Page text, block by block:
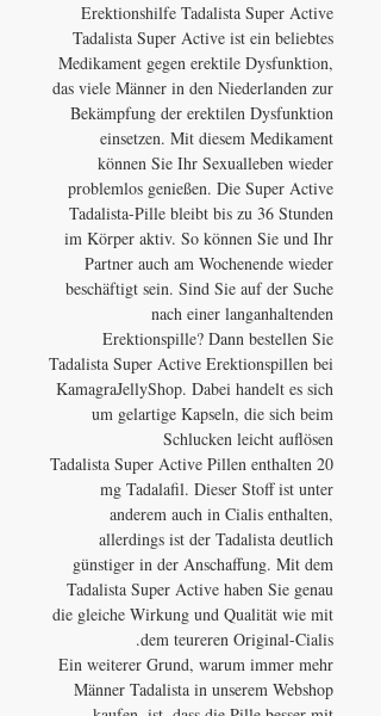
Erektionshilfe Tadalista Super Active
Tadalista Super Active ist ein beliebtes
Medikament gegen erektile Dysfunktion,
das viele Männer in den Niederlanden zur
Bekämpfung der erektilen Dysfunktion
einsetzen. Mit diesem Medikament
können Sie Ihr Sexualleben wieder
problemlos genießen. Die Super Active
Tadalista-Pille bleibt bis zu 36 Stunden
im Körper aktiv. So können Sie und Ihr
Partner auch am Wochenende wieder
beschäftigt sein. Sind Sie auf der Suche
nach einer langanhaltenden
Erektionspille? Dann bestellen Sie
Tadalista Super Active Erektionspillen bei
KamagraJellyShop. Dabei handelt es sich
um gelartige Kapseln, die sich beim
Schlucken leicht auflösen
Tadalista Super Active Pillen enthalten 20
mg Tadalafil. Dieser Stoff ist unter
anderem auch in Cialis enthalten,
allerdings ist der Tadalista deutlich
günstiger in der Anschaffung. Mit dem
Tadalista Super Active haben Sie genau
die gleiche Wirkung und Qualität wie mit
dem teureren Original-Cialis.
Ein weiterer Grund, warum immer mehr
Männer Tadalista in unserem Webshop